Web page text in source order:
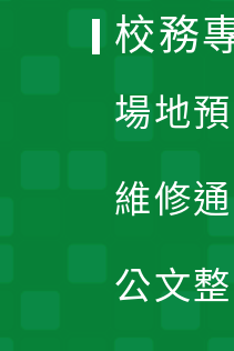
校務
場地
維修
公文